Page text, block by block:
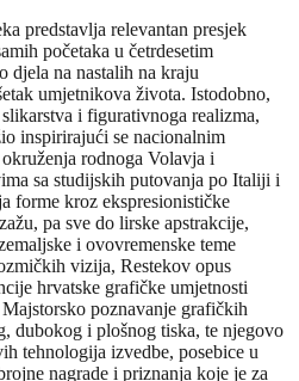
predstavlja relevantan presjek
početaka u četrdesetim
djela na nastalih na kraju
umjetnikova života. Istodobno,
i figurativnoga realizma,
inspirirajući se nacionalnim
rodnoga Volavja i
sa studijskih putovanja po Italiji i
forme kroz ekspresionističke
pa sve do lirske apstrakcije,
i ovovremenske teme
vizija, Restekov opus
hrvatske grafičke umjetnosti
poznavanje grafičkih
dubokog i plošnog tiska, te njegovo
tehnologija izvedbe, posebice u
nagrade i priznanja koje je za